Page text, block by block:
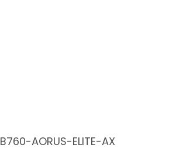
B760-AORUS-ELITE-AX